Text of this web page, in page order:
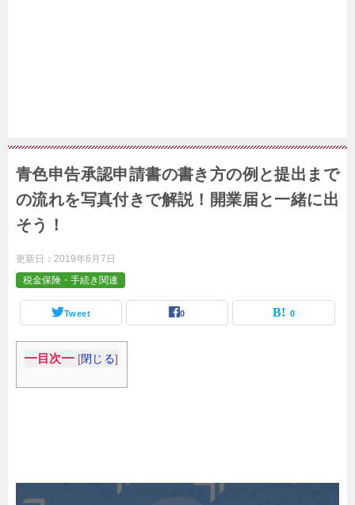
青色申告承認申請書の書き方の例と提出まで
の流れを写真付きで解説！開業届と一緒に出
そう！
更新日： 2019年6月7日
税金保険・手続き関連
Tweet 0 0
━目次━ [閉じる]